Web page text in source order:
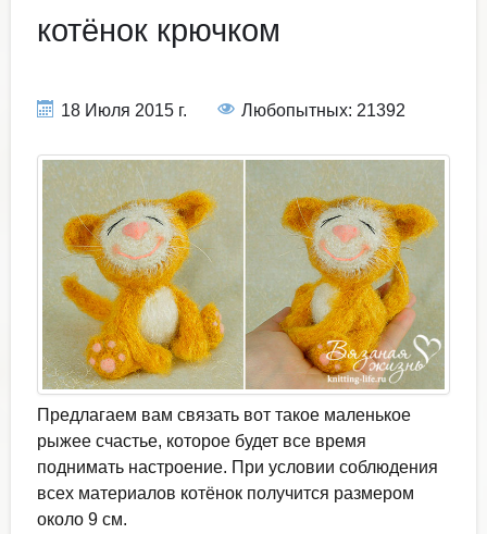
котёнок крючком
18 Июля 2015 г. Любопытных: 21392
Предлагаем вам связать вот такое маленькое
рыжее счастье, которое будет все время
поднимать настроение. При условии соблюдения
всех материалов котёнок получится размером
около 9 см.